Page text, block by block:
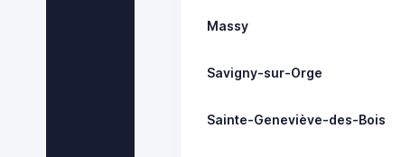
Massy
Savigny-sur-Orge
Sainte-Geneviève-des-Bois